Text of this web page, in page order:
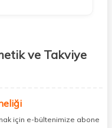
ve Takviye
sizlerle
gerek yok;
topluyor ve kapınıza kadar
için e-bültenimize abone